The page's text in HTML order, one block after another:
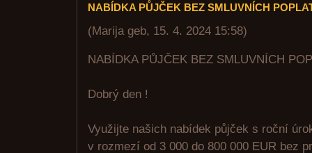
NABÍDKA PŮJČEK BEZ SMLUVNÍCH
(Marija geb, 15. 4. 2024 15:58)
NABÍDKA PŮJČEK BEZ SMLUVNÍCH
Dobrý den !
Využijte našich nabídek půjček s roční
v rozmezí od 3 000 do 800 000 EUR bez